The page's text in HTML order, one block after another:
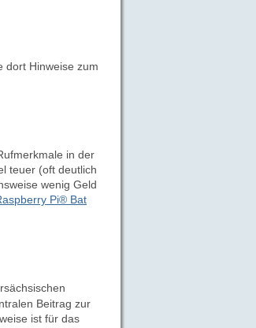
dort Hinweise zum
in der
teuer (oft deutlich
wenig Geld
Pi® Bat
Beitrag zur
ist für das